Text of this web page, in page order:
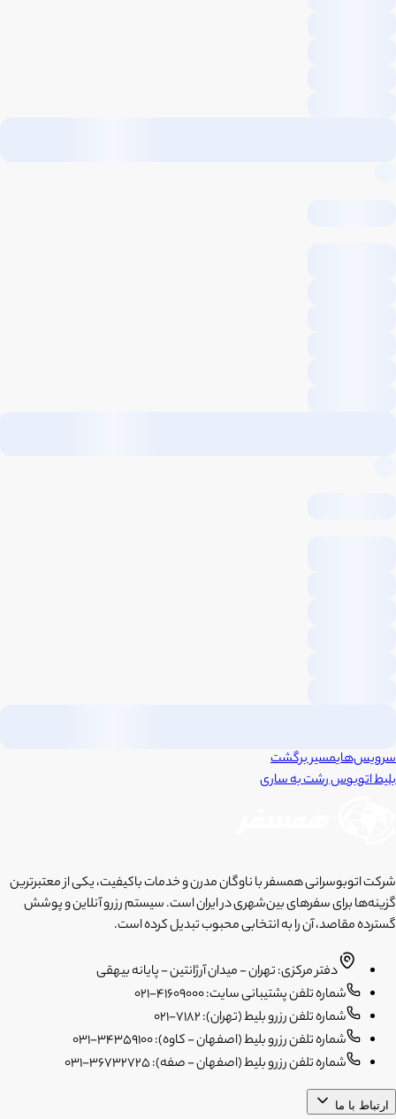
سرویس‌هایمسیر برگشت
بلیط اتوبوسرشتبهساری
شرکت اتوبوسرانی همسفر با ناوگان مدرن و خدمات باکیفیت، یکی از معتبرترین
گزینه‌ها برای سفرهای بین‌شهری در ایران است. سیستم رزرو آنلاین و پوشش
گسترده مقاصد، آن را به انتخابی محبوب تبدیل کرده است.
دفتر مرکزی: تهران - میدان آرژانتین - پایانه بیهقی
شماره تلفن پشتیبانی سایت: 41609000-021
شماره تلفن رزرو بلیط (تهران): 7182-021
شماره تلفن رزرو بلیط (اصفهان - کاوه): 34359100-031
شماره تلفن رزرو بلیط (اصفهان - صفه): 36732725-031
ارتباط با ما